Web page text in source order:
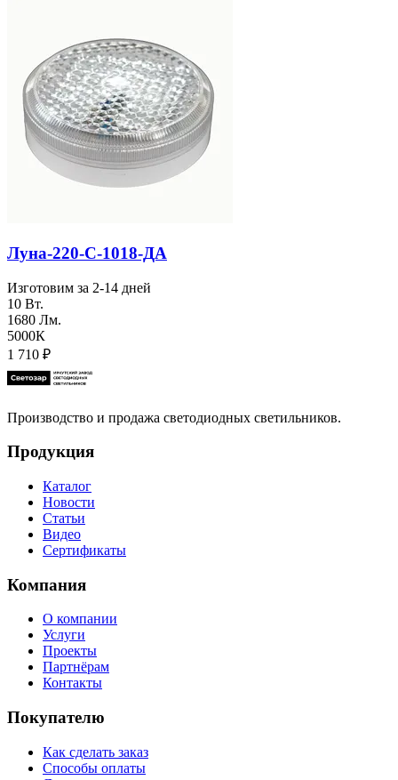
Луна-220-С-1018-ДА
Изготовим за 2-14 дней
10 Вт.
1680 Лм.
5000К
1 710 ₽
Производство и продажа светодиодных светильников.
Продукция
Каталог
Новости
Статьи
Видео
Сертификаты
Компания
О компании
Услуги
Проекты
Партнёрам
Контакты
Покупателю
Как сделать заказ
Способы оплаты